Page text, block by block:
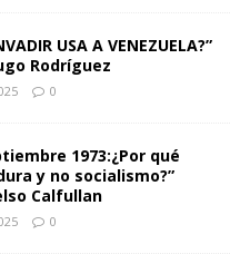
USA A VENEZUELA?”
Rodríguez
0
1973:¿Por qué
y no socialismo?”
Calfullan
0